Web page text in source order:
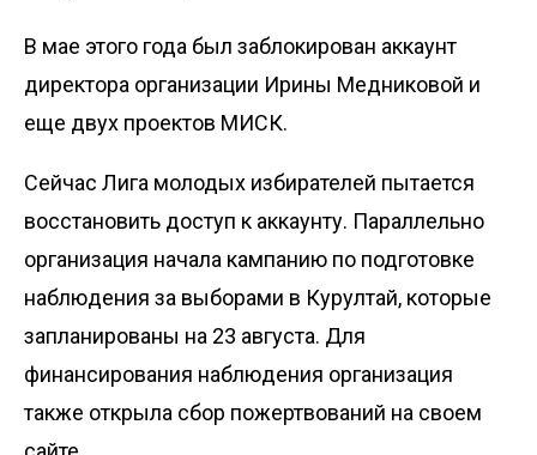
В мае этого года был заблокирован аккаунт
директора организации Ирины Медниковой и
еще двух проектов МИСК.
Сейчас Лига молодых избирателей пытается
восстановить доступ к аккаунту. Параллельно
организация начала кампанию по подготовке
наблюдения за выборами в Курултай, которые
запланированы на 23 августа. Для
финансирования наблюдения организация
также открыла сбор пожертвований на своем